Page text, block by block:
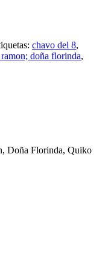
chavo del 8,
doña florinda,
Doña Florinda, Quiko